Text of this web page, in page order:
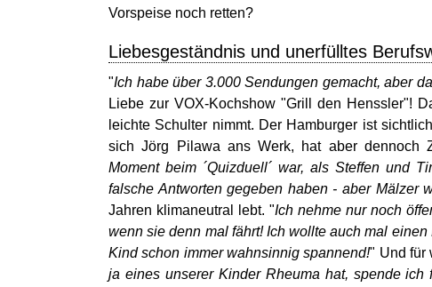
Vorspeise noch retten?
Liebesgeständnis und unerfülltes
"Ich habe über 3.000 Sendungen gemacht, aber
Liebe zur VOX-Kochshow "Grill den Henssler"!
leichte Schulter nimmt. Der Hamburger ist
sich Jörg Pilawa ans Werk, hat aber dennoch
Moment beim ´Quizduell´ war, als Steffen und
falsche Antworten gegeben haben - aber Mälzer
Jahren klimaneutral lebt. "Ich nehme nur noch
wenn sie denn mal fährt! Ich wollte auch mal
Kind schon immer wahnsinnig spannend!" Und für
ja eines unserer Kinder Rheuma hat, spende